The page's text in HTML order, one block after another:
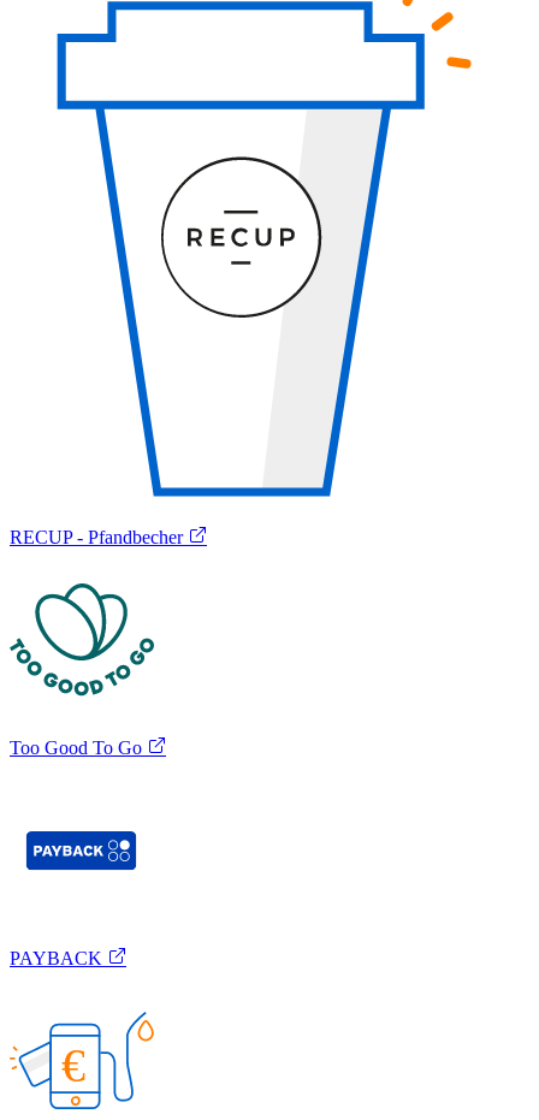
RECUP - Pfandbecher
Too Good To Go
PAYBACK
€